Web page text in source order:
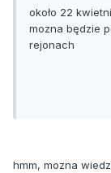
około 22
mozna będzie
rejonach
hmm, mozna